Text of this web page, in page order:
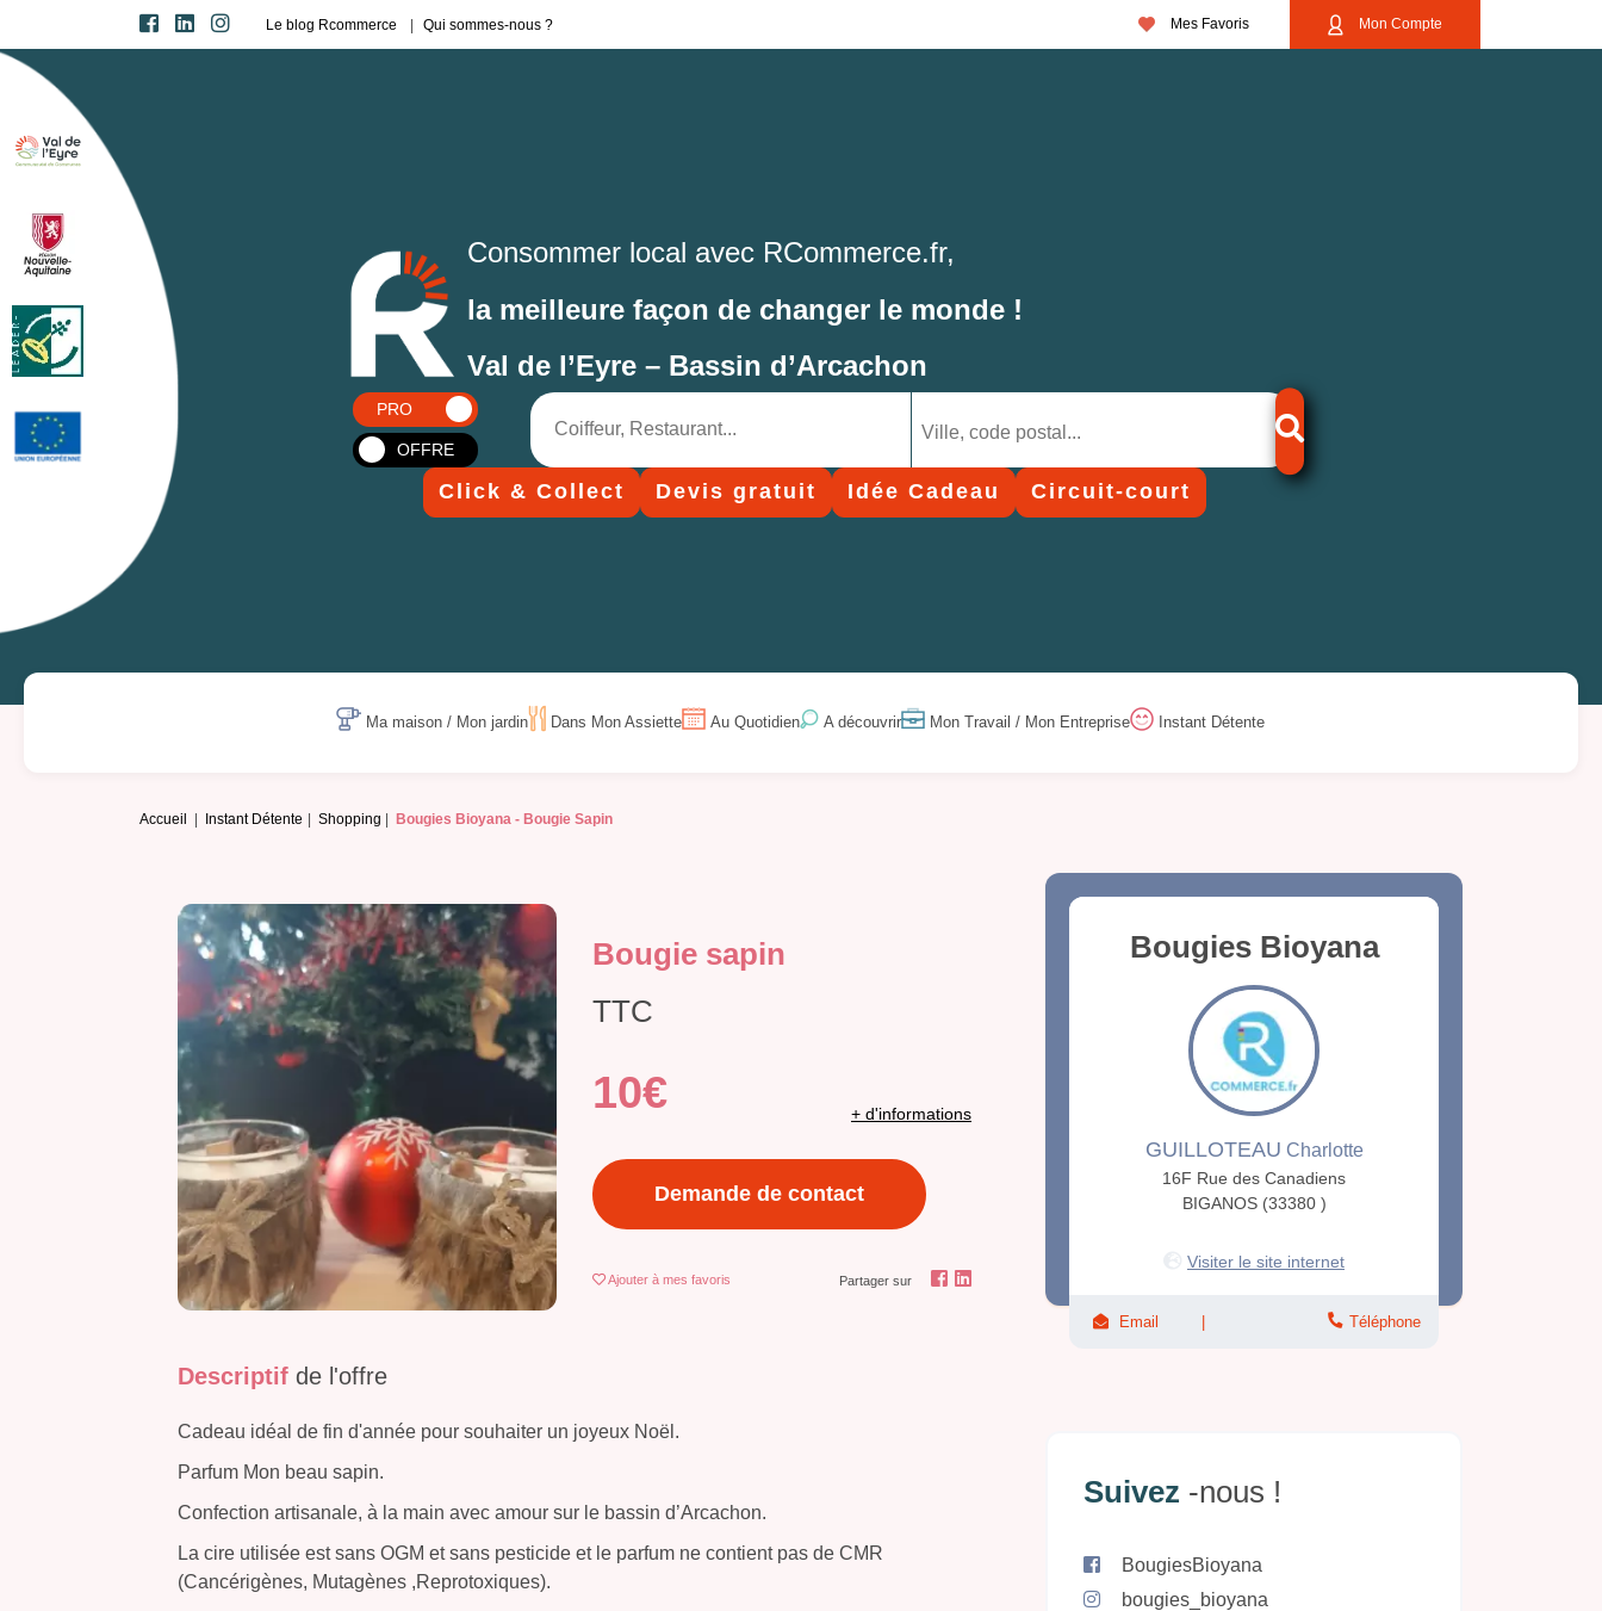
Le blog Rcommerce Qui sommes-nous ? Mes Favoris Mon Compte
Consommer local avec RCommerce.fr,
la meilleure façon de changer le monde !
Val de l’Eyre – Bassin d’Arcachon
PRO
OFFRE
Click & Collect Devis gratuit Idée Cadeau Circuit-court
Ma maison / Mon jardin Dans Mon Assiette Au Quotidien A découvrir Mon Travail / Mon Entreprise Instant Détente
Accueil Instant Détente Shopping Bougies Bioyana - Bougie Sapin
Bougie sapin
TTC
10€ + d'informations
Demande de contact
Ajouter à mes favoris Partager sur
Descriptif de l'offre
Cadeau idéal de fin d'année pour souhaiter un joyeux Noël.
Parfum Mon beau sapin.
Confection artisanale, à la main avec amour sur le bassin d’Arcachon.
La cire utilisée est sans OGM et sans pesticide et le parfum ne contient pas de CMR
(Cancérigènes, Mutagènes ,Reprotoxiques).
Bougies Bioyana
GUILLOTEAU Charlotte
16F Rue des Canadiens
BIGANOS (33380 )
Visiter le site internet
Email Téléphone
Suivez -nous !
BougiesBioyana
bougies_bioyana